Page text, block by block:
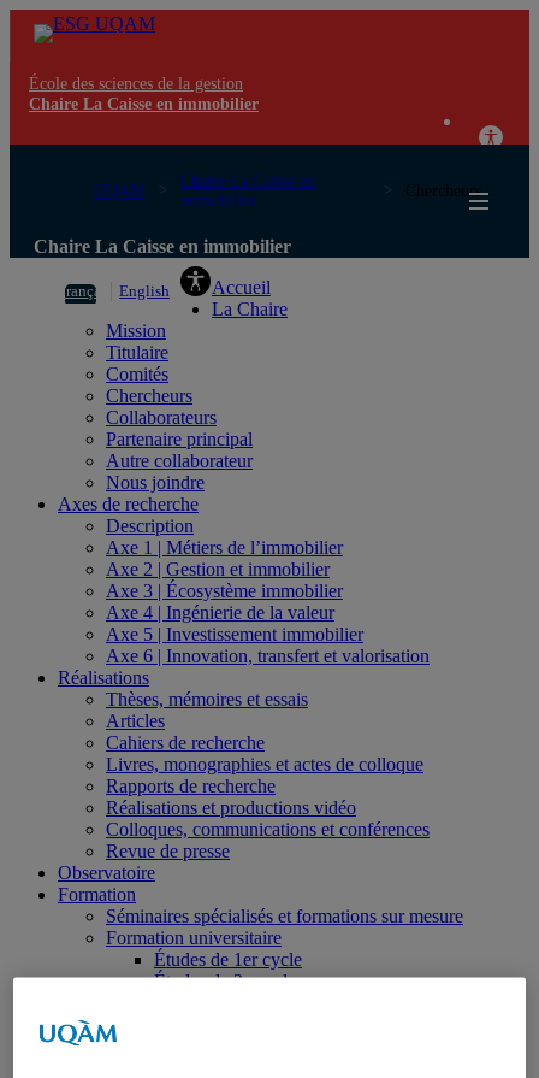
École des sciences de la gestion
Chaire La Caisse en immobilier
UQAM
Chaire La Caisse en
immobilier
Chercheurs
Chaire La Caisse en immobilier
Français English
Accueil
La Chaire
Mission
Titulaire
Comités
Chercheurs
Collaborateurs
Partenaire principal
Autre collaborateur
Nous joindre
Axes de recherche
Description
Axe 1 | Métiers de l’immobilier
Axe 2 | Gestion et immobilier
Axe 3 | Écosystème immobilier
Axe 4 | Ingénierie de la valeur
Axe 5 | Investissement immobilier
Axe 6 | Innovation, transfert et valorisation
Réalisations
Thèses, mémoires et essais
Articles
Cahiers de recherche
Livres, monographies et actes de colloque
Rapports de recherche
Réalisations et productions vidéo
Colloques, communications et conférences
Revue de presse
Observatoire
Formation
Séminaires spécialisés et formations sur mesure
Formation universitaire
Études de 1er cycle
Études de 2e cycle
Formation collégiale
Formation en ligne